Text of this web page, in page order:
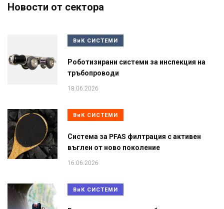
Новости от сектора
ВиК СИСТЕМИ
Роботизирани системи за инспекция на
тръбопроводи
18.06.2026
ВиК СИСТЕМИ
Система за PFAS филтрация с активен
въглен от ново поколение
16.06.2026
ВиК СИСТЕМИ